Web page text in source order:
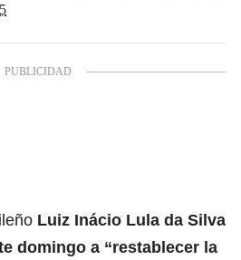
Luiz Inácio Lula da Silva
domingo a “restablecer la